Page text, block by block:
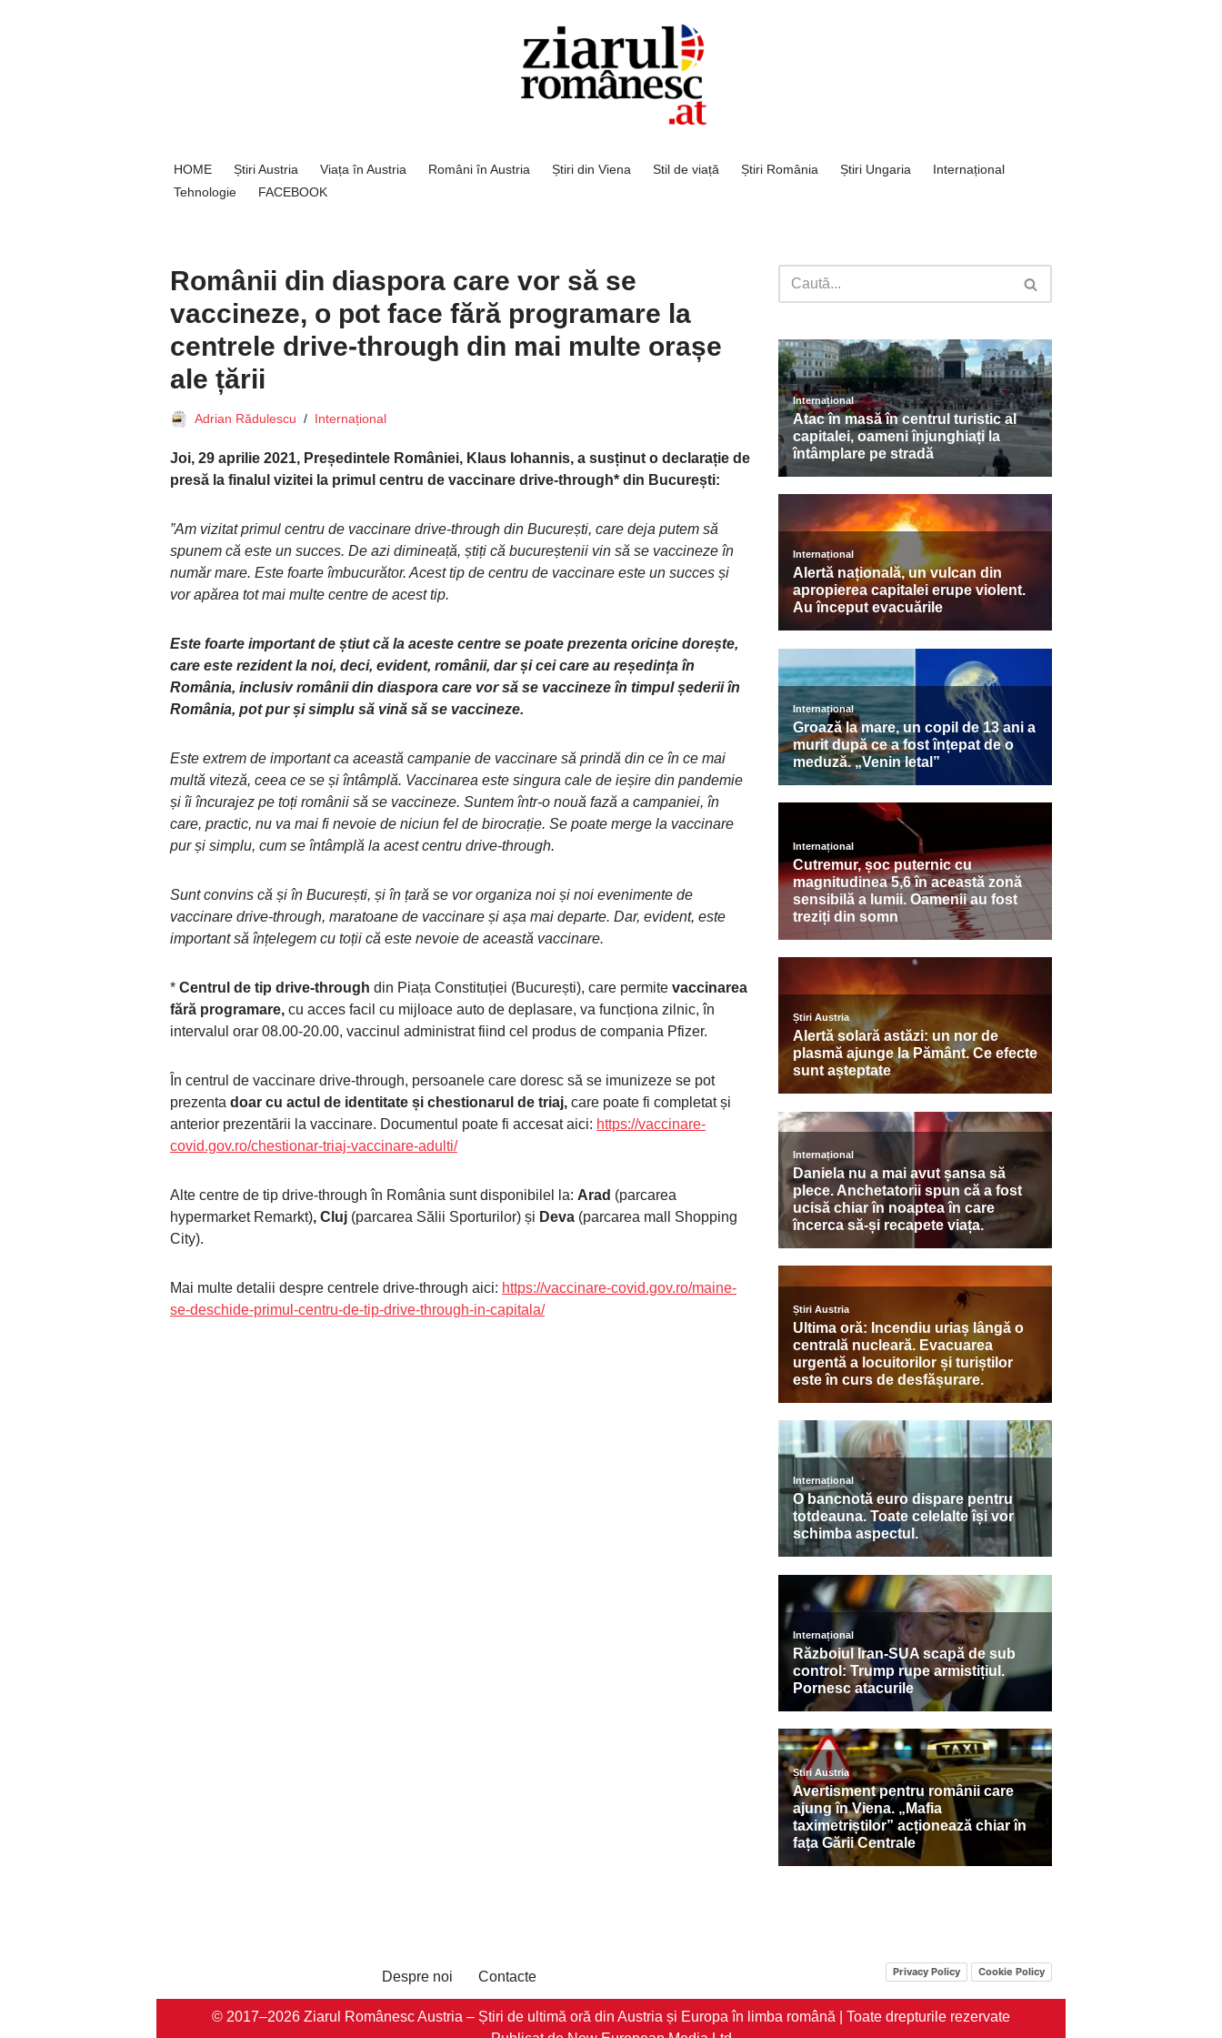
HOME Știri Austria Viața în Austria Români în Austria Știri din Viena Stil de viață Știri România Știri Ungaria
Internațional
Tehnologie
FACEBOOK
Românii din diaspora care vor să se
vaccineze, o pot face fără programare la
centrele drive-through din mai multe orașe
ale țării
Adrian Rădulescu Internațional
Joi, 29 aprilie 2021, Președintele României, Klaus Iohannis, a susținut o declarație de
presă la finalul vizitei la primul centru de vaccinare drive-through* din București:
”Am vizitat primul centru de vaccinare drive-through din București, care deja putem să
spunem că este un succes. De azi dimineață, știți că bucureștenii vin să se vaccineze în
număr mare. Este foarte îmbucurător. Acest tip de centru de vaccinare este un succes și
vor apărea tot mai multe centre de acest tip.
Este foarte important de știut că la aceste centre se poate prezenta oricine dorește,
care este rezident la noi, deci, evident, românii, dar și cei care au reședința în
România, inclusiv românii din diaspora care vor să se vaccineze în timpul șederii în
România, pot pur și simplu să vină să se vaccineze.
Este extrem de important ca această campanie de vaccinare să prindă din ce în ce mai
multă viteză, ceea ce se și întâmplă. Vaccinarea este singura cale de ieșire din pandemie
și îi încurajez pe toți românii să se vaccineze. Suntem într-o nouă fază a campaniei, în
care, practic, nu va mai fi nevoie de niciun fel de birocrație. Se poate merge la vaccinare
pur și simplu, cum se întâmplă la acest centru drive-through.
Sunt convins că și în București, și în țară se vor organiza noi și noi evenimente de
vaccinare drive-through, maratoane de vaccinare și așa mai departe. Dar, evident, este
important să înțelegem cu toții că este nevoie de această vaccinare.
* Centrul de tip drive-through din Piața Constituției (București), care permite vaccinarea
fără programare, cu acces facil cu mijloace auto de deplasare, va funcționa zilnic, în
intervalul orar 08.00-20.00, vaccinul administrat fiind cel produs de compania Pfizer.
În centrul de vaccinare drive-through, persoanele care doresc să se imunizeze se pot
prezenta doar cu actul de identitate și chestionarul de triaj, care poate fi completat și
anterior prezentării la vaccinare. Documentul poate fi accesat aici: https://vaccinare-
covid.gov.ro/chestionar-triaj-vaccinare-adulti/
Alte centre de tip drive-through în România sunt disponibilel la: Arad (parcarea
hypermarket Remarkt), Cluj (parcarea Sălii Sporturilor) și Deva (parcarea mall Shopping
City).
Mai multe detalii despre centrele drive-through aici: https://vaccinare-covid.gov.ro/maine-
se-deschide-primul-centru-de-tip-drive-through-in-capitala/
Despre noi Contacte Privacy Policy Cookie Policy
© 2017–2026 Ziarul Românesc Austria – Știri de ultimă oră din Austria și Europa în limba română | Toate drepturile rezervate